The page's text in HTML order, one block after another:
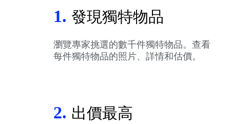
1. 發現獨特物品
瀏覽專家挑選的數千件獨特物品。查看
每件獨特物品的照片、詳情和估價。
2. 出價最高